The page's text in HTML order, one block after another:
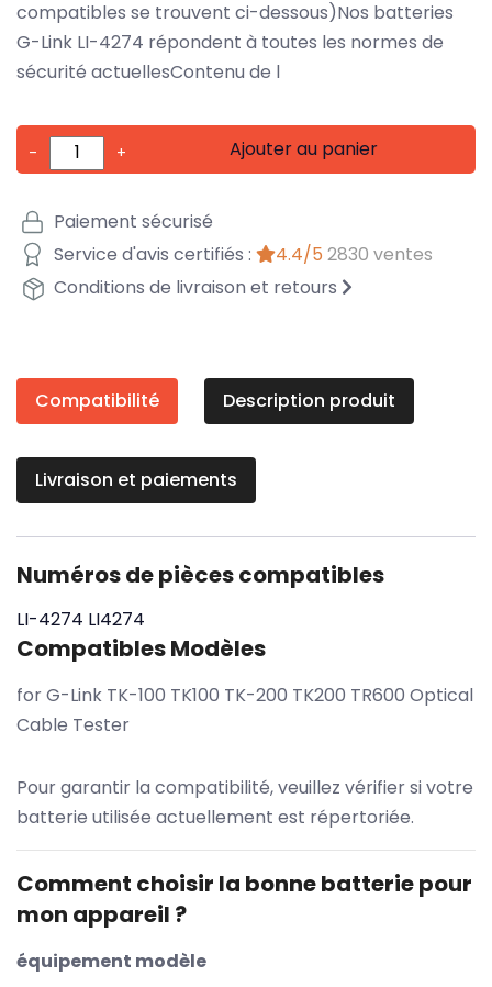
compatibles se trouvent ci-dessous)Nos batteries
G-Link LI-4274 répondent à toutes les normes de
sécurité actuellesContenu de l
- + Ajouter au panier
Paiement sécurisé
Service d'avis certifiés :
4.4/5 2830 ventes
Conditions de livraison et retours
Compatibilité Description produit
Livraison et paiements
Numéros de pièces compatibles
LI-4274 LI4274
Compatibles Modèles
for G-Link TK-100 TK100 TK-200 TK200 TR600 Optical
Cable Tester
Pour garantir la compatibilité, veuillez vérifier si votre
batterie utilisée actuellement est répertoriée.
Comment choisir la bonne batterie pour
mon appareil ?
équipement modèle